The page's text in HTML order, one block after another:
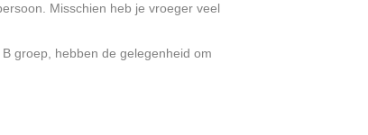
Misschien heb je vroeger veel
groep, hebben de gelegenheid om